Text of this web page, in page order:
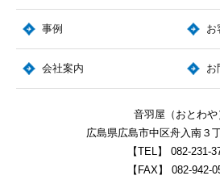
事例 お
会社案内 お
音羽屋（おとわや
広島県広島市中区舟入南３
【TEL】
082-231-
【FAX】
082-942-